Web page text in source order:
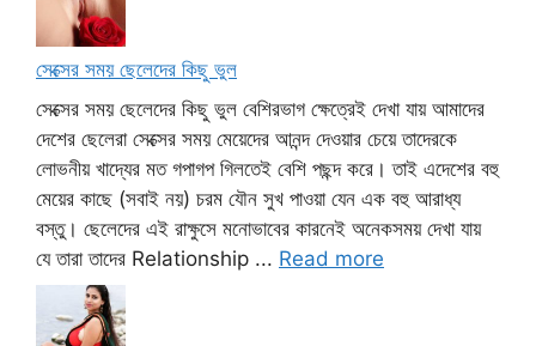
সেক্সের সময় ছেলেদের কিছু ভুল
সেক্সের সময় ছেলেদের কিছু ভুল বেশিরভাগ ক্ষেত্রেই দেখা যায় আমাদের
দেশের ছেলেরা সেক্সের সময় মেয়েদের আনন্দ দেওয়ার চেয়ে তাদেরকে
লোভনীয় খাদ্যের মত গপাগপ গিলতেই বেশি পছন্দ করে। তাই এদেশের বহু
মেয়ের কাছে (সবাই নয়) চরম যৌন সুখ পাওয়া যেন এক বহু আরাধ্য
বস্তু। ছেলেদের এই রাক্ষুসে মনোভাবের কারনেই অনেকসময় দেখা যায়
যে তারা তাদের Relationship ... Read more